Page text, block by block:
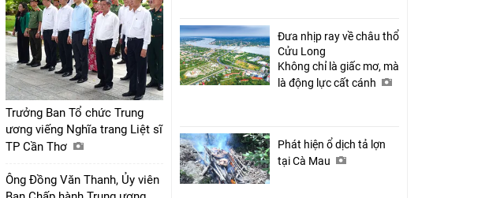
Trưởng Ban Tổ chức Trung
ương viếng Nghĩa trang Liệt sĩ
TP Cần Thơ
Ông Đồng Văn Thanh, Ủy viên
Đưa nhịp ray về châu thổ
Cửu Long
Không chỉ là giấc mơ, mà
là động lực cất cánh
Phát hiện ổ dịch tả lợn
tại Cà Mau